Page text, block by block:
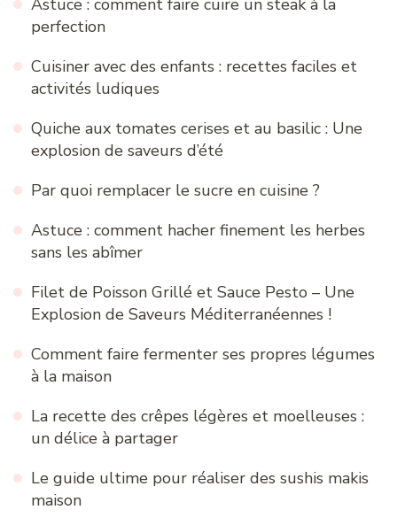
perfection
Cuisiner avec des enfants : recettes faciles et
activités ludiques
Quiche aux tomates cerises et au basilic : Une
explosion de saveurs d’été
Par quoi remplacer le sucre en cuisine ?
Astuce : comment hacher finement les herbes
sans les abîmer
Filet de Poisson Grillé et Sauce Pesto – Une
Explosion de Saveurs Méditerranéennes !
Comment faire fermenter ses propres légumes
à la maison
La recette des crêpes légères et moelleuses :
un délice à partager
Le guide ultime pour réaliser des sushis makis
maison